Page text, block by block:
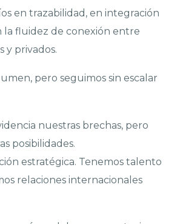
en trazabilidad, en integración
la fluidez de conexión entre
y privados.
pero seguimos sin escalar
nuestras brechas, pero
posibilidades.
estratégica. Tenemos talento
relaciones internacionales